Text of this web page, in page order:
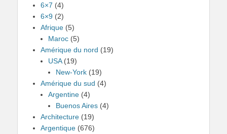
6×7 (4)
6×9 (2)
Afrique (5)
Maroc (5)
Amérique du nord (19)
USA(19)
New-York (19)
Amérique du sud (4)
Argentine (4)
Buenos Aires (4)
Architecture (19)
Argentique (676)